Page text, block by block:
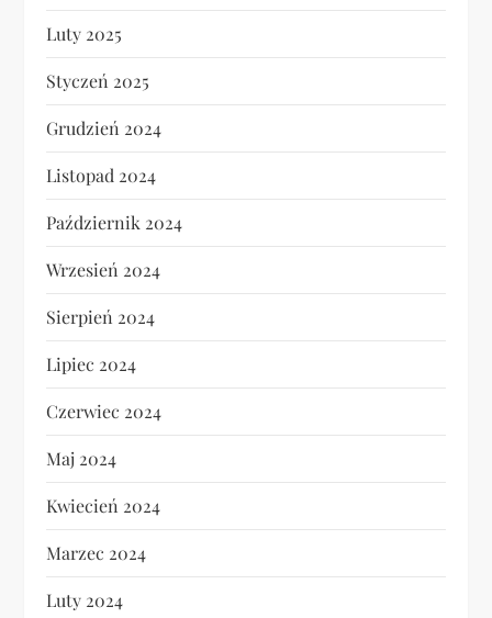
Luty 2025
Styczeń 2025
Grudzień 2024
Listopad 2024
Październik 2024
Wrzesień 2024
Sierpień 2024
Lipiec 2024
Czerwiec 2024
Maj 2024
Kwiecień 2024
Marzec 2024
Luty 2024